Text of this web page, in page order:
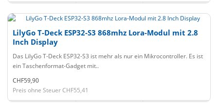
LilyGo T-Deck ESP32-S3 868mhz Lora-Modul mit 2.8
Inch Display
Das LilyGo T-Deck ESP32-S3 ist mehr als nur ein Mikrocontroller. Es ist
ein Taschenformat-Gadget mit..
CHF59,90
Preis ohne Steuer CHF55,41